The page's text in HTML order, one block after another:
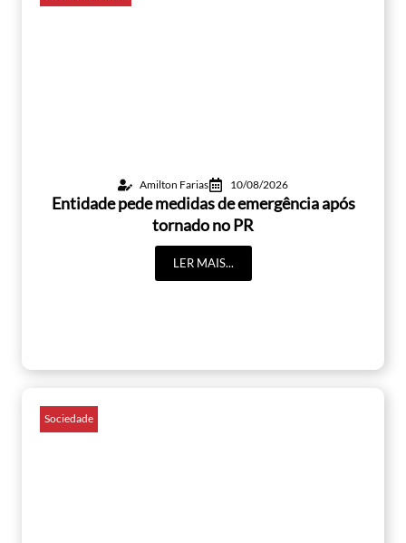
Amilton Farias 10/08/2026
Entidade pede medidas de emergência após
tornado no PR
LER MAIS...
Sociedade